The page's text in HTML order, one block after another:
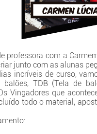
professora com a
junto com as alunas
incríveis de curso,
balões, TDB (Tela de
Vingadores que
todo o material,